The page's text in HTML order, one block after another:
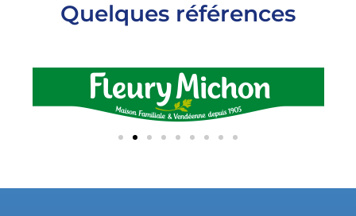
Quelques références